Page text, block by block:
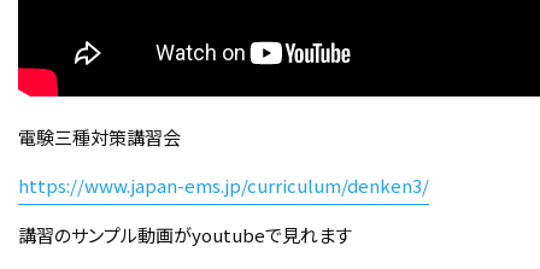
電験三種対策講習会
https://www.japan-ems.jp/curriculum/denken3/
講習のサンプル動画がyoutubeで見れます